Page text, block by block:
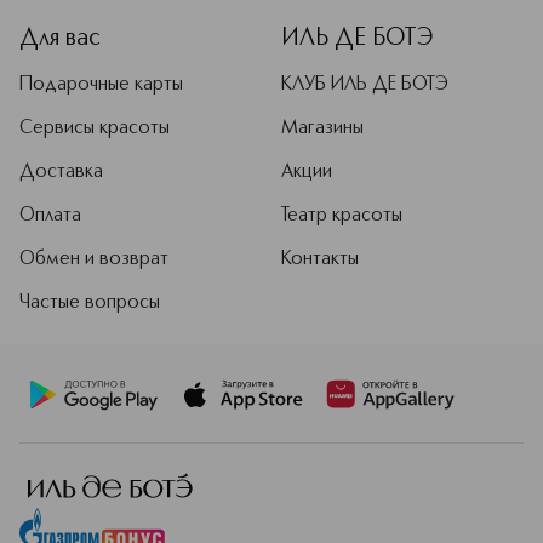
Для вас
Подарочные карты
Сервисы красоты
Доставка
Оплата
Обмен и возврат
Частые вопросы
ИЛЬ ДЕ БОТЭ
КЛУБ ИЛЬ ДЕ БОТЭ
Магазины
Акции
Театр красоты
Контакты